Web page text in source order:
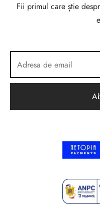
Fii primul care știe